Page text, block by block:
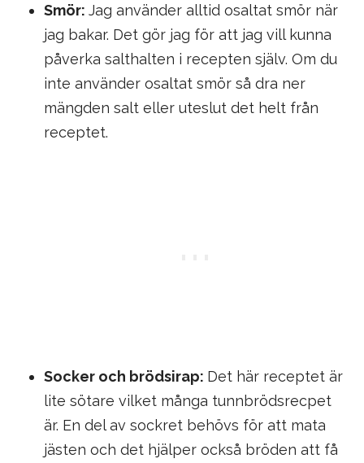
Smör: Jag använder alltid osaltat smör när
jag bakar. Det gör jag för att jag vill kunna
påverka salthalten i recepten själv. Om du
inte använder osaltat smör så dra ner
mängden salt eller uteslut det helt från
receptet.
Socker och brödsirap: Det här receptet är
lite sötare vilket många tunnbrödsrecpet
är. En del av sockret behövs för att mata
jästen och det hjälper också bröden att få